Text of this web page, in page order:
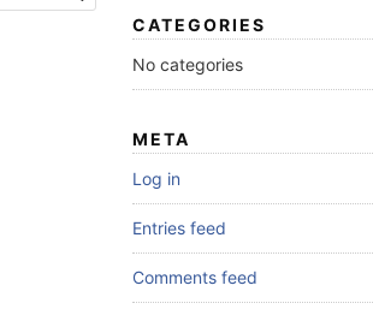
CATEGORIES
No categories
META
Log in
Entries feed
Comments feed